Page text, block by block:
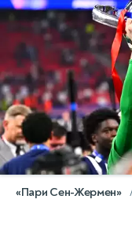
«Пари Сен-Жермен»